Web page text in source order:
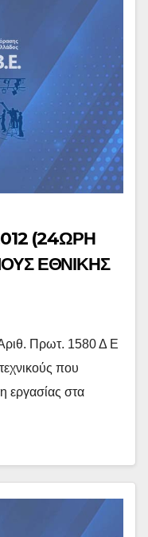
ΕΘΝΙΚΗΣ
Πρωτ. 1580 Δ Ε
που
εργασίας στα